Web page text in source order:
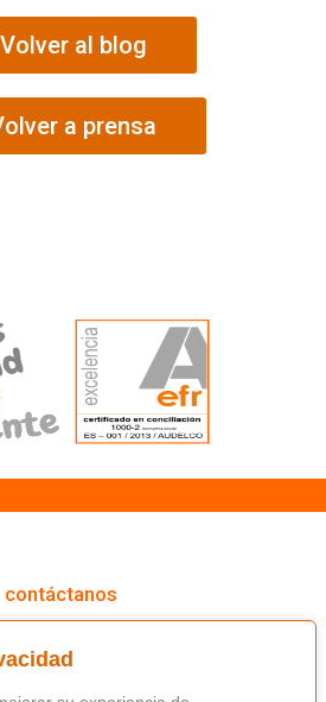
Volver al blog
a prensa
contáctanos
/ fundacion@masfamilia.org